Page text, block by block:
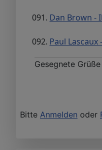
091. Dan Brown -
092. Paul Lascaux
Gesegnete
Bitte Anmelden oder